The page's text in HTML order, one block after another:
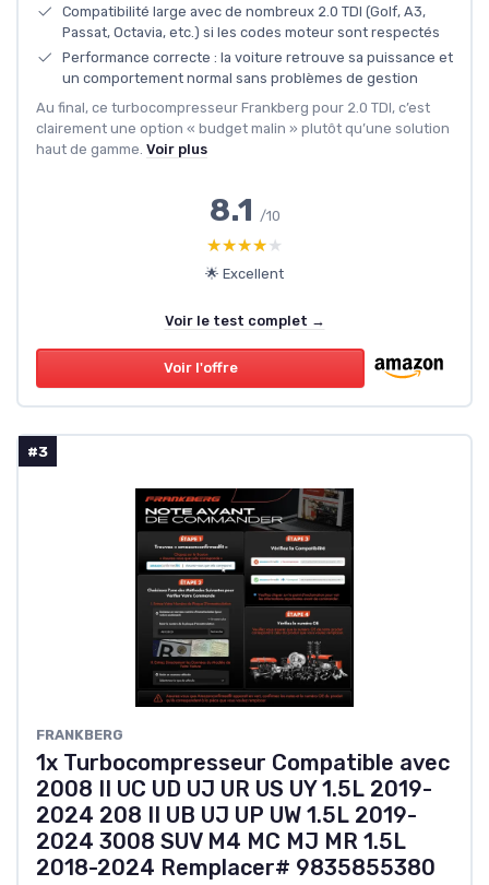
Compatibilité large avec de nombreux 2.0 TDI (Golf, A3,
Passat, Octavia, etc.) si les codes moteur sont respectés
Performance correcte : la voiture retrouve sa puissance et
un comportement normal sans problèmes de gestion
Au final, ce turbocompresseur Frankberg pour 2.0 TDI, c’est
clairement une option « budget malin » plutôt qu’une solution
haut de gamme. Voir plus
8.1 /10
★★★★★
★★★★★
🌟 Excellent
Voir le test complet →
Voir l'offre
#3
FRANKBERG
1x Turbocompresseur Compatible avec
2008 II UC UD UJ UR US UY 1.5L 2019-
2024 208 II UB UJ UP UW 1.5L 2019-
2024 3008 SUV M4 MC MJ MR 1.5L
2018-2024 Remplacer# 9835855380